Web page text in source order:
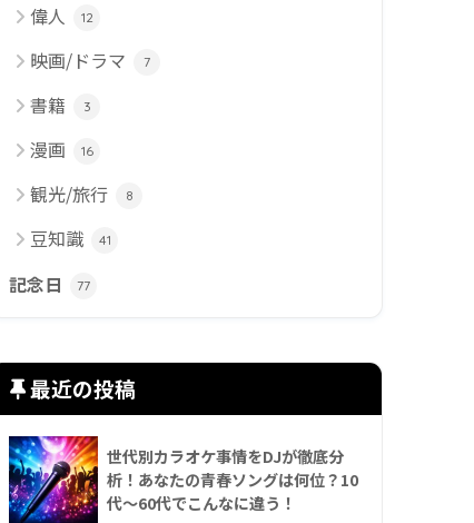
偉人 12
映画/ドラマ 7
書籍 3
漫画 16
観光/旅行 8
豆知識 41
記念日 77
最近の投稿
世代別カラオケ事情をDJが徹底分
析！あなたの青春ソングは何位？10
代〜60代でこんなに違う！